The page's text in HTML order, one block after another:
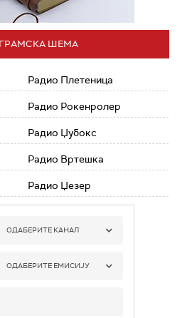
ШЕМА
Радио Плетеница
Радио Рокенролер
Радио Џубокс
Радио Вртешка
Радио Џезер
ОДАБЕРИТЕ КАНАЛ
РАДИО БЕОГРАД 1
ОДАБЕРИТЕ ЕМИСИЈУ